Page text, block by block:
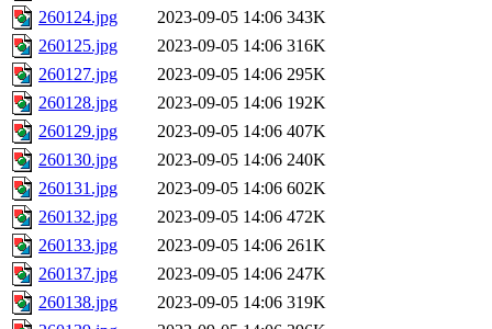
260124.jpg
2023-09-05 14:06 343K
260125.jpg
2023-09-05 14:06 316K
260127.jpg
2023-09-05 14:06 295K
260128.jpg
2023-09-05 14:06 192K
260129.jpg
2023-09-05 14:06 407K
260130.jpg
2023-09-05 14:06 240K
260131.jpg
2023-09-05 14:06 602K
260132.jpg
2023-09-05 14:06 472K
260133.jpg
2023-09-05 14:06 261K
260137.jpg
2023-09-05 14:06 247K
260138.jpg
2023-09-05 14:06 319K